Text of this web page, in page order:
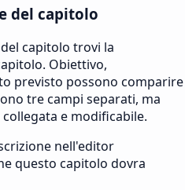
del capitolo
capitolo trovi la
Obiettivo,
previsto possono comparire
tre campi separati, ma
e modificabile.
nell'editor
questo capitolo dovra